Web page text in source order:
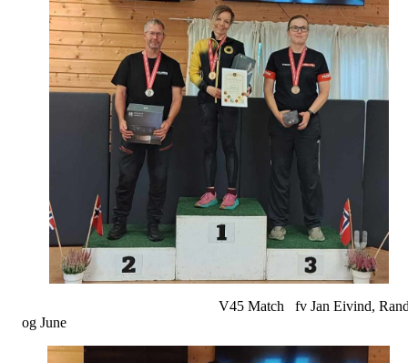
V45 Match fv Jan Eivind,
og June